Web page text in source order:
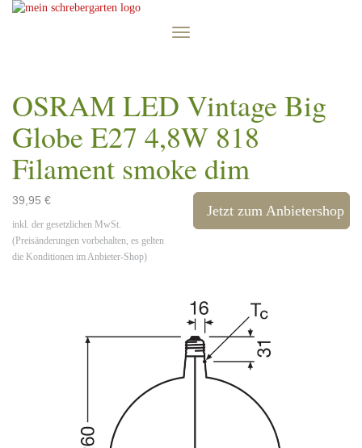
Skip
Toggle
OSRAM LED Vintage Big
Globe E27 4,8W 818
Filament smoke dim
39,95 €
inkl. der gesetzlichen MwSt.
(Preisänderungen vorbehalten, es gelten
die Konditionen im Anbieter-Shop)
Jetzt zum Anbietershop